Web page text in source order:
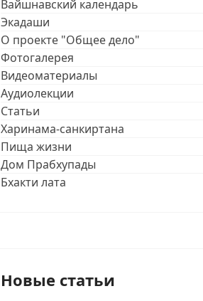
Вайшнавский календарь
Экадаши
О проекте "Общее дело"
Фотогалерея
Видеоматериалы
Аудиолекции
Статьи
Харинама-санкиртана
Пища жизни
Дом Прабхупады
Бхакти лата
Новые статьи